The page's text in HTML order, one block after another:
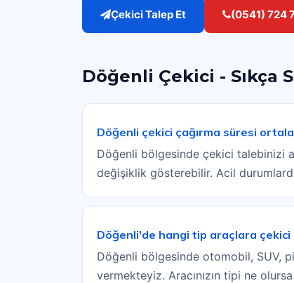
Çekici Talep Et (0541) 724
Döğenli Çekici - Sıkça
Döğenli çekici çağırma süresi
Döğenli bölgesinde çekici talebinizi
değişiklik gösterebilir. Acil
Döğenli'de hangi tip araçlara
Döğenli bölgesinde otomobil, SUV,
vermekteyiz. Aracınızın tipi ne